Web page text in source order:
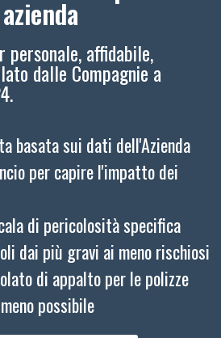
azienda
personale, affidabile,
dalle Compagnie a
basata sui dati dell'Azienda
per capire l'impatto dei
di pericolosità specifica
dai più gravi ai meno rischiosi
di appalto per le polizze
possibile